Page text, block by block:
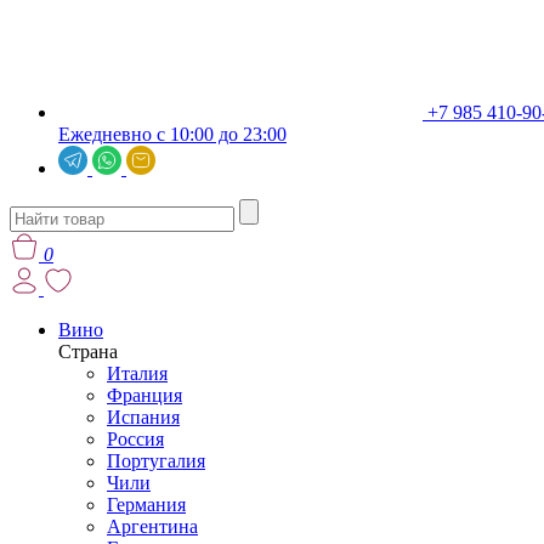
+7 985 410-
Ежедневно с 10:00 до 23:00
0
Вино
Страна
Италия
Франция
Испания
Россия
Португалия
Чили
Германия
Аргентина